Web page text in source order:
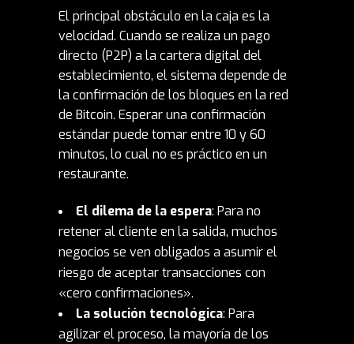
El principal obstáculo en la caja es la
velocidad. Cuando se realiza un pago
directo (P2P) a la cartera digital del
establecimiento, el sistema depende de
la confirmación de los bloques en la red
de Bitcoin. Esperar una confirmación
estándar puede tomar entre 10 y 60
minutos, lo cual no es práctico en un
restaurante.
El dilema de la espera: Para no
retener al cliente en la salida, muchos
negocios se ven obligados a asumir el
riesgo de aceptar transacciones con
«cero confirmaciones».
La solución tecnológica: Para
agilizar el proceso, la mayoría de los